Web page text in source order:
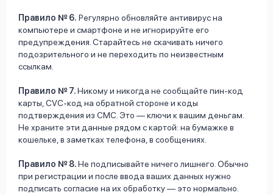
Правило № 6. Регулярно обновляйте антивирус на
компьютере и смартфоне и не игнорируйте его
предупреждения. Старайтесь не скачивать ничего
подозрительного и не переходить по неизвестным
ссылкам.
Правило № 7.Никому и никогда не сообщайте пин-код
карты, CVC-код на обратной стороне и коды
подтверждения из СМС. Это — ключи к вашим деньгам.
Не храните эти данные рядом с картой: на бумажке в
кошельке, в заметках телефона, в сообщениях.
Правило № 8.Не подписывайте ничего лишнего. Обычно
при регистрации и после ввода ваших данных нужно
подписать согласие на их обработку — это нормально.